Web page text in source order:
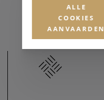
ALLE
COOKIES
AANVAARDEN